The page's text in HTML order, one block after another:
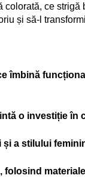
ce
și să-l
îmbină
o investiție în
și a stilului
folosind